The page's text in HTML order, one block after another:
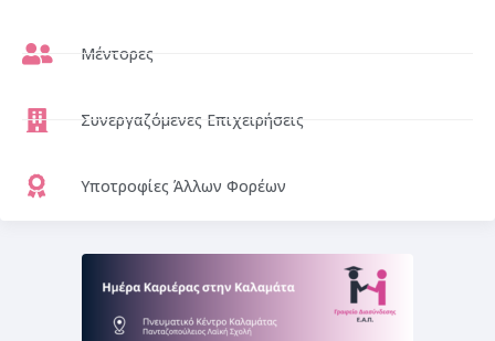
Μέντορες
Συνεργαζόμενες Επιχειρήσεις
Υποτροφίες Άλλων Φορέων